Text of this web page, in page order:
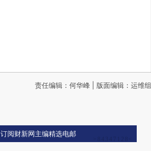
责任编辑：何华峰 | 版面编辑：运维组
订阅财新网主编精选电邮